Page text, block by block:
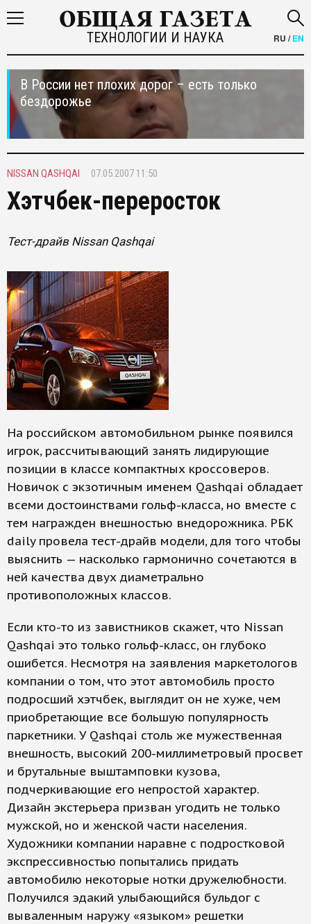
ТЕХНОЛОГИИ И НАУКА RU /EN
В России нет плохих дорог – есть только
бездорожье
NISSAN QASHQAI 07.05.2007 11:50
Хэтчбек-переросток
Тест-драйв Nissan Qashqai
На российском автомобильном рынке появился
игрок, рассчитывающий занять лидирующие
позиции в классе компактных кроссоверов.
Новичок с экзотичным именем Qashqai обладает
всеми достоинствами гольф-класса, но вместе с
тем награжден внешностью внедорожника. РБК
daily провела тест-драйв модели, для того чтобы
выяснить — насколько гармонично сочетаются в
ней качества двух диаметрально
противоположных классов.
Если кто-то из завистников скажет, что Nissan
Qashqai это только гольф-класс, он глубоко
ошибется. Несмотря на заявления маркетологов
компании о том, что этот автомобиль просто
подросший хэтчбек, выглядит он не хуже, чем
приобретающие все большую популярность
паркетники. У Qashqai столь же мужественная
внешность, высокий 200-миллиметровый просвет
и брутальные выштамповки кузова,
подчеркивающие его непростой характер.
Дизайн экстерьера призван угодить не только
мужской, но и женской части населения.
Художники компании наравне с подростковой
экспрессивностью попытались придать
автомобилю некоторые нотки дружелюбности.
Получился эдакий улыбающийся бульдог с
вываленным наружу «языком» решетки